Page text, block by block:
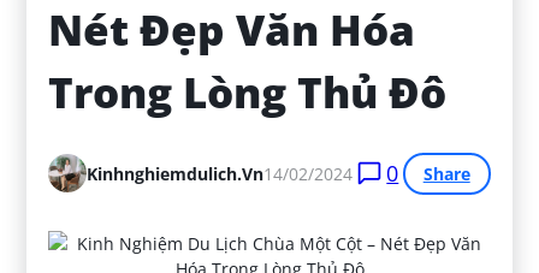
Nét Đẹp Văn Hóa
Trong Lòng Thủ Đô
Kinhnghiemdulich.vn14/02/2024 0 Share